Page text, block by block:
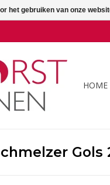
HOME
Gols
het gebruiken van onze